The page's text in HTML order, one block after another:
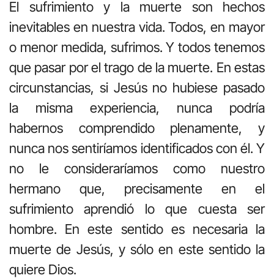
El sufrimiento y la muerte son hechos
inevitables en nuestra vida. Todos, en mayor
o menor medida, sufrimos. Y todos tenemos
que pasar por el trago de la muerte. En estas
circunstancias, si Jesús no hubiese pasado
la misma experiencia, nunca podría
habernos comprendido plenamente, y
nunca nos sentiríamos identificados con él. Y
no le consideraríamos como nuestro
hermano que, precisamente en el
sufrimiento aprendió lo que cuesta ser
hombre. En este sentido es necesaria la
muerte de Jesús, y sólo en este sentido la
quiere Dios.